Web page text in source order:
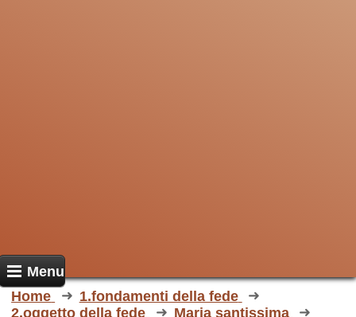
Menu
Home
1.fondamenti della fede
2.oggetto della fede
Maria santissima